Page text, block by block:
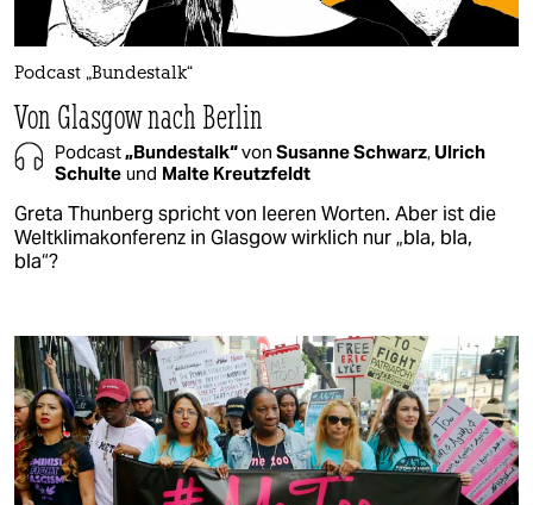
Podcast „Bundestalk“
Von Glasgow nach Berlin
Podcast„Bundestalk“von Susanne Schwarz, Ulrich
Schulte und Malte Kreutzfeldt
Greta Thunberg spricht von leeren Worten. Aber ist die
Weltklimakonferenz in Glasgow wirklich nur „bla, bla,
bla“?